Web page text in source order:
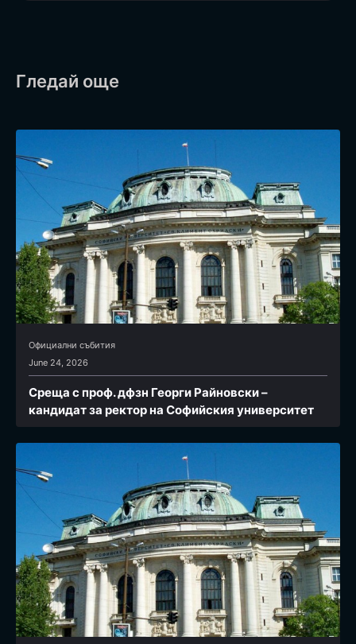
Гледай още
Официални събития
June 24, 2026
Среща с проф. дфзн Георги Райновски –
кандидат за ректор на Софийския университет